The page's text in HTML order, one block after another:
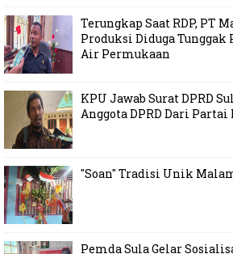
Terungkap Saat RDP, PT
Produksi Diduga Tunggak
Air Permukaan
KPU Jawab Surat DPRD
Anggota DPRD Dari Partai
"Soan" Tradisi Unik
Pemda Sula Gelar